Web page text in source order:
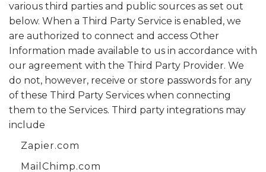
various third parties and public sources as set out
below. When a Third Party Service is enabled, we
are authorized to connect and access Other
Information made available to us in accordance with
our agreement with the Third Party Provider. We
do not, however, receive or store passwords for any
of these Third Party Services when connecting
them to the Services. Third party integrations may
include
Zapier.com
MailChimp.com